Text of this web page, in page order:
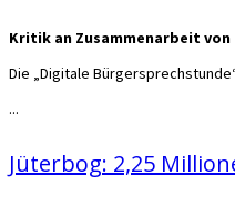
Kritik an Zusammenarbeit
Die „Digitale
...
Jüterbog: 2,25